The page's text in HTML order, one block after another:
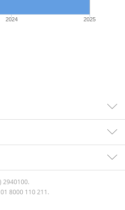
2024 2025
2940100.
8000 110 211.